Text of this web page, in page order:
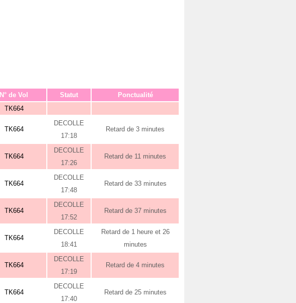
N° de Vol Statut
Ponctualité
TK664
TK664
DECOLLE
17:18
Retard de 3 minutes
TK664
DECOLLE
17:26
Retard de 11 minutes
TK664
DECOLLE
17:48
Retard de 33 minutes
TK664
DECOLLE
17:52
Retard de 37 minutes
TK664
DECOLLE
18:41
Retard de 1 heure et 26
minutes
TK664
DECOLLE
17:19
Retard de 4 minutes
TK664
DECOLLE
17:40
Retard de 25 minutes